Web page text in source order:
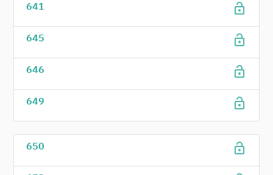
641 lock_open
645 lock_open
646 lock_open
649 lock_open
650 lock_open